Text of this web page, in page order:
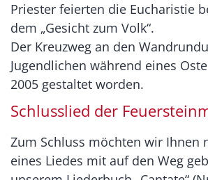
Priester feierten die Eucharistie
dem „Gesicht zum Volk“.
Der Kreuzweg an den
Jugendlichen während eines
2005 gestaltet worden.
Schlusslied der
Zum Schluss möchten wir Ihnen
eines Liedes mit auf den Weg